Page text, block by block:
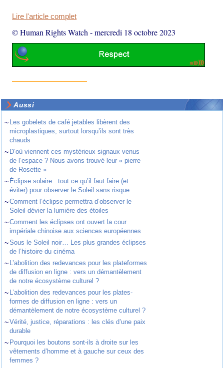
Lire l'article complet
© Human Rights Watch -mercredi 18 octobre 2023
Aussi
~ Les gobelets de café jetables libèrent des
microplastiques, surtout lorsqu’ils sont très
chauds
~ D’où viennent ces mystérieux signaux venus
de l’espace ? Nous avons trouvé leur « pierre
de Rosette »
~ Éclipse solaire : tout ce qu’il faut faire (et
éviter) pour observer le Soleil sans risque
~Comment l’éclipse permettra d’observer le
Soleil dévier la lumière des étoiles
~Comment les éclipses ont ouvert la cour
impériale chinoise aux sciences européennes
~Sous le Soleil noir… Les plus grandes éclipses
de l’histoire du cinéma
~ L’abolition des redevances pour les plateformes
de diffusion en ligne : vers un démantèlement
de notre écosystème culturel ?
~ L’abolition des redevances pour les plates-
formes de diffusion en ligne : vers un
démantèlement de notre écosystème culturel ?
~Vérité, justice, réparations : les clés d’une paix
durable
~ Pourquoi les boutons sont-ils à droite sur les
vêtements d’homme et à gauche sur ceux des
femmes ?